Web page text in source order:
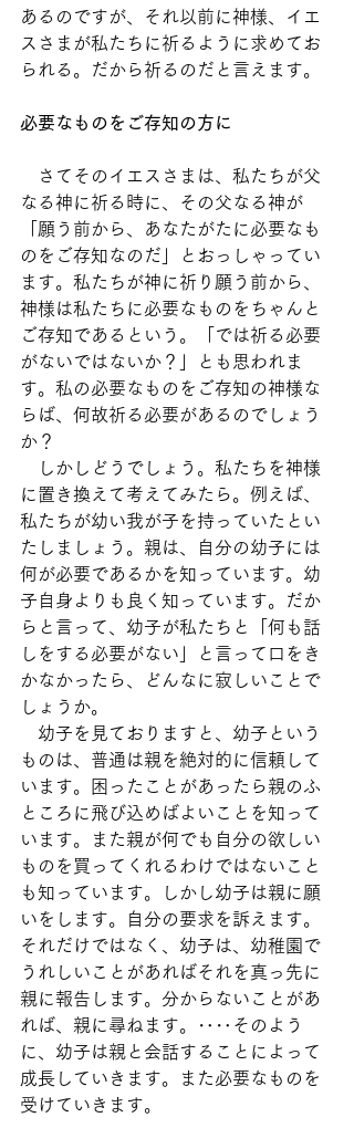
あるのですが、それ以前に神様、イエ
スさまが私たちに祈るように求めてお
られる。だから祈るのだと言えます。
必要なものをご存知の方に
さてそのイエスさまは、私たちが父
なる神に祈る時に、その父なる神が
「願う前から、あなたがたに必要なも
のをご存知なのだ」とおっしゃってい
ます。私たちが神に祈り願う前から、
神様は私たちに必要なものをちゃんと
ご存知であるという。「では祈る必要
がないではないか？」とも思われま
す。私の必要なものをご存知の神様な
らば、何故祈る必要があるのでしょう
か？
しかしどうでしょう。私たちを神様
に置き換えて考えてみたら。例えば、
私たちが幼い我が子を持っていたとい
たしましょう。親は、自分の幼子には
何が必要であるかを知っています。幼
子自身よりも良く知っています。だか
らと言って、幼子が私たちと「何も話
しをする必要がない」と言って口をき
かなかったら、どんなに寂しいことで
しょうか。
幼子を見ておりますと、幼子という
ものは、普通は親を絶対的に信頼して
います。困ったことがあったら親のふ
ところに飛び込めばよいことを知って
います。また親が何でも自分の欲しい
ものを買ってくれるわけではないこと
も知っています。しかし幼子は親に願
いをします。自分の要求を訴えます。
それだけではなく、幼子は、幼稚園で
うれしいことがあればそれを真っ先に
親に報告します。分からないことがあ
れば、親に尋ねます。‥‥そのよう
に、幼子は親と会話することによって
成長していきます。また必要なものを
受けていきます。